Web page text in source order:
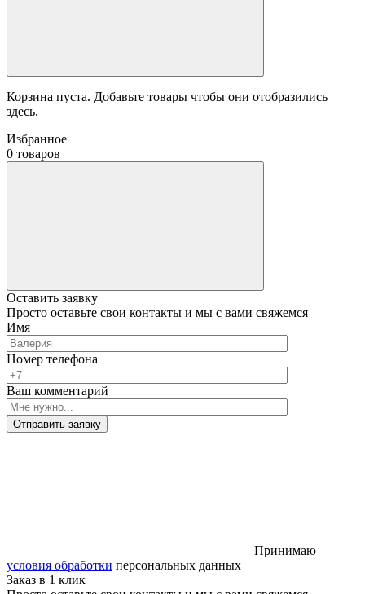
Корзина пуста. Добавьте товары чтобы они отобразились
здесь.
Избранное
0 товаров
Оставить заявку
Просто оставьте свои контакты и мы с вами свяжемся
Имя
Номер телефона
Ваш комментарий
Отправить заявку
Принимаю
условия обработки персональных данных
Заказ в 1 клик